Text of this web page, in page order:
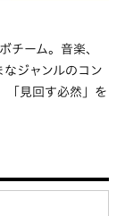
チーム。音楽、
ジャンルのコン
「見回す必然」を